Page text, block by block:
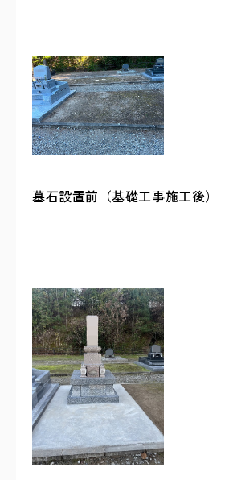
墓石設置前（基礎工事施工後）